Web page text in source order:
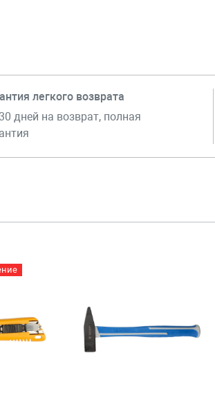
легкого возврата
дней на возврат, полная